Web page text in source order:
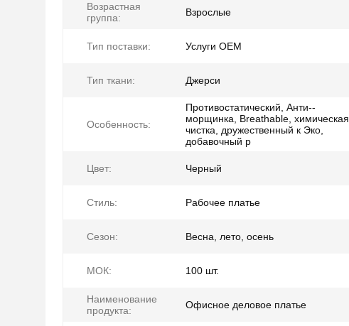
Возрастная
группа:
Взрослые
Тип поставки: Услуги OEM
Тип ткани: Джерси
Особенность:
Противостатический, Анти--
морщинка, Breathable, химическая
чистка, дружественный к Эко,
добавочный р
Цвет: Черный
Стиль: Рабочее платье
Сезон: Весна, лето, осень
МОК: 100 шт.
Наименование
продукта:
Офисное деловое платье